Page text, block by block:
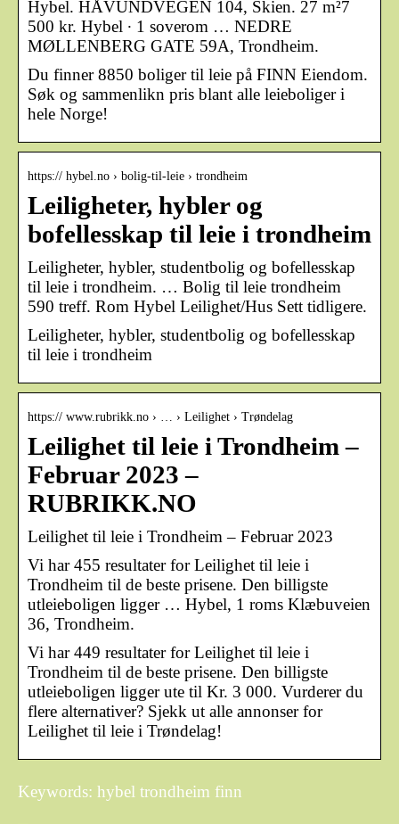
Hybel. HÅVUNDVEGEN 104, Skien. 27 m²7
500 kr. Hybel ∙ 1 soverom … NEDRE
MØLLENBERG GATE 59A, Trondheim.
Du finner 8850 boliger til leie på FINN Eiendom.
Søk og sammenlikn pris blant alle leieboliger i
hele Norge!
https:// hybel.no › bolig-til-leie › trondheim
Leiligheter, hybler og
bofellesskap til leie i trondheim
Leiligheter, hybler, studentbolig og bofellesskap
til leie i trondheim. … Bolig til leie trondheim
590 treff. Rom Hybel Leilighet/Hus Sett tidligere.
Leiligheter, hybler, studentbolig og bofellesskap
til leie i trondheim
https:// www.rubrikk.no › … › Leilighet › Trøndelag
Leilighet til leie i Trondheim –
Februar 2023 –
RUBRIKK.NO
Leilighet til leie i Trondheim – Februar 2023
Vi har 455 resultater for Leilighet til leie i
Trondheim til de beste prisene. Den billigste
utleieboligen ligger … Hybel, 1 roms Klæbuveien
36, Trondheim.
Vi har 449 resultater for Leilighet til leie i
Trondheim til de beste prisene. Den billigste
utleieboligen ligger ute til Kr. 3 000. Vurderer du
flere alternativer? Sjekk ut alle annonser for
Leilighet til leie i Trøndelag!
Keywords: hybel trondheim finn